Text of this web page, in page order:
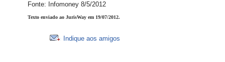
Fonte: Infomoney 8/5/2012
Texto enviado ao JurisWay em 19/07/2012.
Indique aos amigos